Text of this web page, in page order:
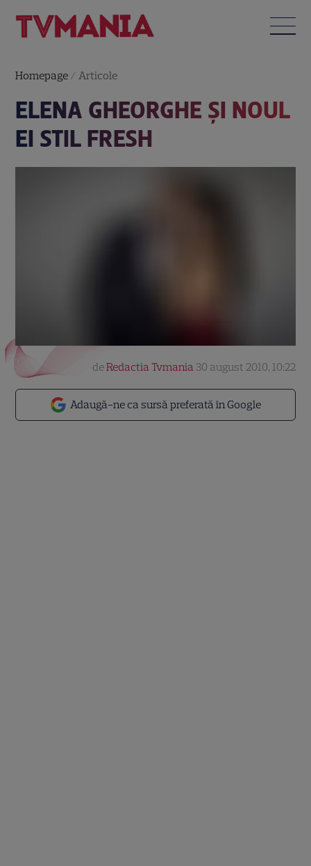
Homepage / Articole
ELENA GHEORGHE ŞI NOUL
EI STIL FRESH
Adaugă-ne ca sursă preferată în Google
deRedactia Tvmania 30 august 2010, 10:22